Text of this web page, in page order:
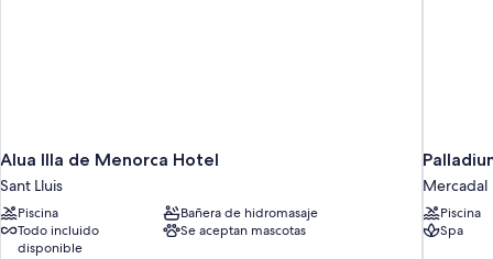
Alua Illa de Menorca Hotel
Sant Lluis
Piscina
Bañera de hidromasaje
Todo incluido
disponible
Se aceptan mascotas
Mercadal
Piscina
Spa